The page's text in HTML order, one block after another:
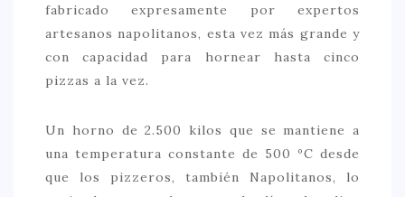
fabricado expresamente por expertos
artesanos napolitanos, esta vez más grande y
con capacidad para hornear hasta cinco
pizzas a la vez.
Un horno de 2.500 kilos que se mantiene a
una temperatura constante de 500 ºC desde
que los pizzeros, también Napolitanos, lo